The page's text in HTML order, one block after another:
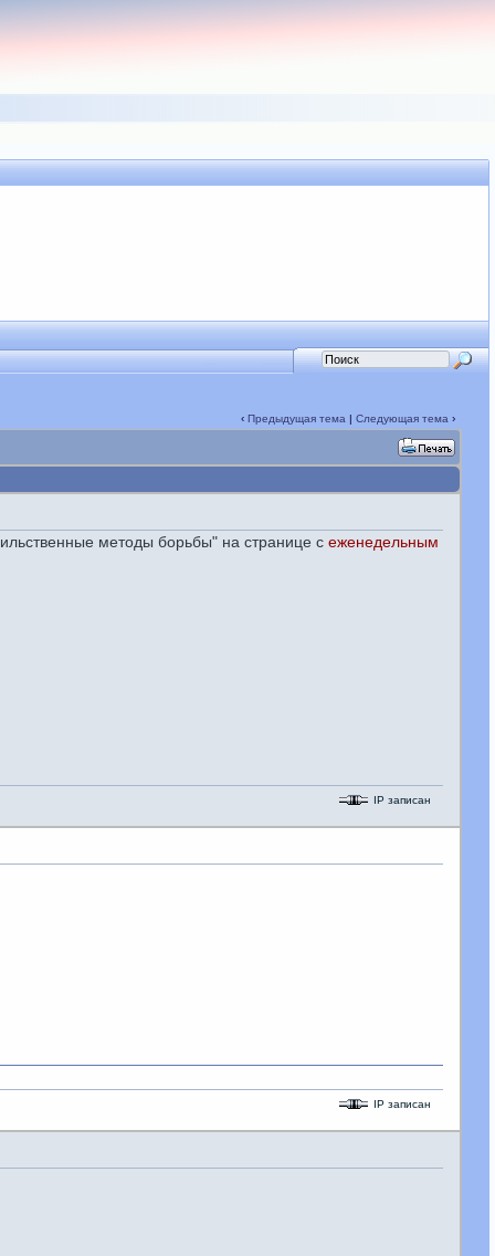
‹Предыдущая тема |Следующая тема ›
методы борьбы" на странице сеженедельным
IP записан
IP записан